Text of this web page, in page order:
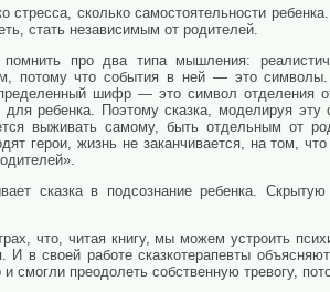
стресса, сколько самостоятельности
стать независимым от родителей.
про два типа мышления:
потому что события в ней — это символы.
шифр — это символ отделения
ребенка. Поэтому сказка, моделируя
выживать самому, быть отдельным от
герои, жизнь не заканчивается, на том,
сказка в подсознание ребенка.
что, читая книгу, мы можем устроить
И в своей работе сказкотерапевты
преодолеть собственную тревогу,